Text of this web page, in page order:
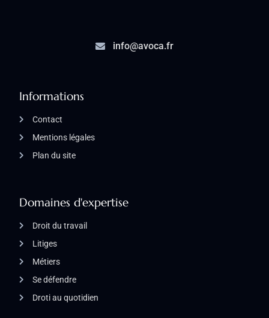
Domaines d'expertise
Droit du travail
Litiges
Métiers
Se défendre
Droti au quotidien
Informations
Contact
Mentions légales
Plan du site
info@avoca.fr